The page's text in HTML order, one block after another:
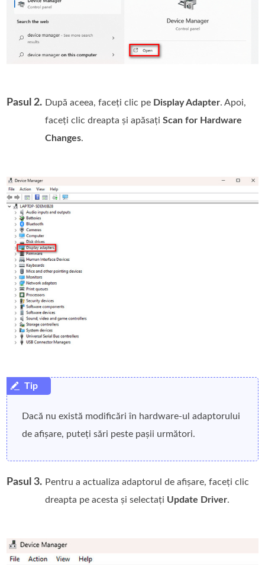
Pasul 2. După aceea, faceți clic pe Display Adapter. Apoi,
faceți clic dreapta și apăsațiScan for Hardware
Changes.
Dacă nu există modificări în hardware-ul adaptorului
de afișare, puteți sări peste pașii următori.
Pasul 3. Pentru a actualiza adaptorul de afișare, faceți clic
dreapta pe acesta și selectați Update Driver.